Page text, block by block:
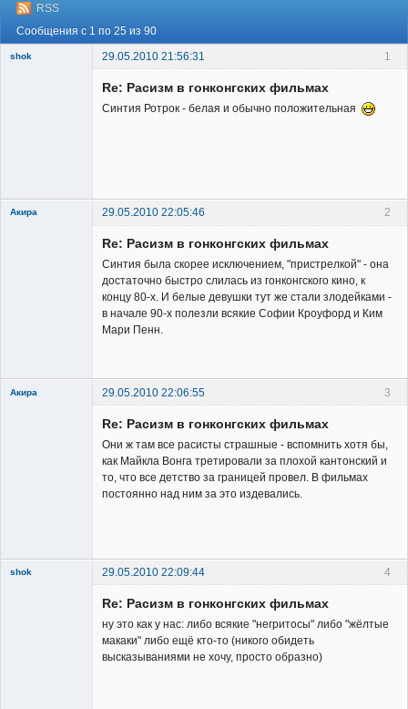
RSS
Сообщения с 1 по 25 из 90
1
shok
29.05.2010 21:56:31
Re: Расизм в гонконгских фильмах
Синтия Ротрок - белая и обычно положительная
2
Акира 29.05.2010 22:05:46
Re: Расизм в гонконгских фильмах
Синтия была скорее исключением, "пристрелкой" - она
достаточно быстро слилась из гонконгского кино, к
концу 80-х. И белые девушки тут же стали злодейками -
в начале 90-х полезли всякие Софии Кроуфорд и Ким
Мари Пенн.
3
Акира 29.05.2010 22:06:55
Re: Расизм в гонконгских фильмах
Они ж там все расисты страшные - вспомнить хотя бы,
как Майкла Вонга третировали за плохой кантонский и
то, что все детство за границей провел. В фильмах
постоянно над ним за это издевались.
4
shok
29.05.2010 22:09:44
Re: Расизм в гонконгских фильмах
ну это как у нас: либо всякие "негритосы" либо "жёлтые
макаки" либо ещё кто-то (никого обидеть
высказываниями не хочу, просто образно)